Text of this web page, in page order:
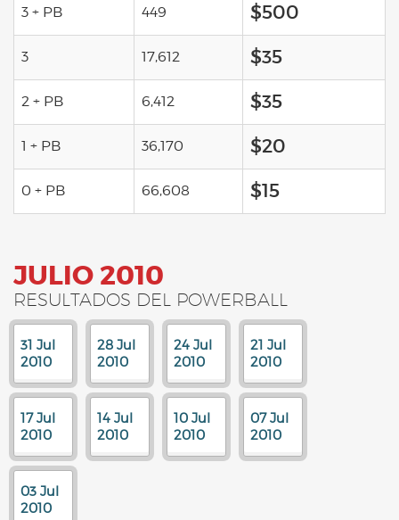
3 + PB 449 $500
3 17,612 $35
2 + PB 6,412 $35
1 + PB 36,170 $20
0 + PB 66,608 $15
JULIO 2010
RESULTADOS DEL POWERBALL
31 Jul
2010
28 Jul
2010
24 Jul
2010
21 Jul
2010
17 Jul
2010
14 Jul
2010
10 Jul
2010
07 Jul
2010
03 Jul
2010